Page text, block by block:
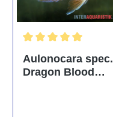
Aulonocara spec.
Dragon Blood